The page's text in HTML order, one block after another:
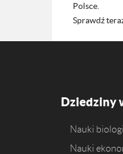
Polsce.
Sprawdź
Dziedziny
Nauki
Nauki